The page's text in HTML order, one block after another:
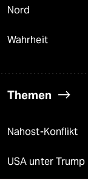
Nord
Wahrheit
Themen
Nahost-Konflikt
USA unter Trump